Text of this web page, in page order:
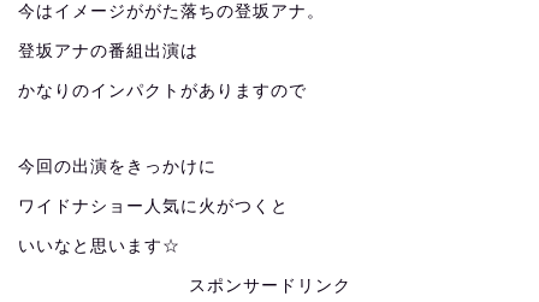
今はイメージががた落ちの登坂アナ。
登坂アナの番組出演は
かなりのインパクトがありますので
今回の出演をきっかけに
ワイドナショー人気に火がつくと
いいなと思います☆
スポンサードリンク